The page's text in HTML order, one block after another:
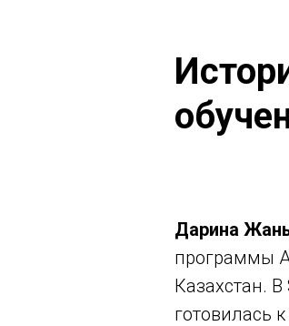
Дарина
программы
Казахстан.
готовилась